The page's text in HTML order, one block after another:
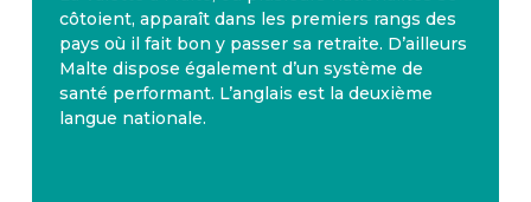
côtoient, apparaît dans les premiers rangs des
pays où il fait bon y passer sa retraite. D’ailleurs
Malte dispose également d’un système de
santé performant. L’anglais est la deuxième
langue nationale.